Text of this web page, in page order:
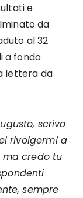
e
da
al 32
a fondo
lettera da
scrivo
rivolgermi a
ma credo tu
sempre